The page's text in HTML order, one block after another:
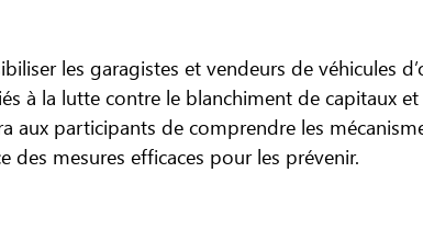
les garagistes et vendeurs de véhicules
à la lutte contre le blanchiment de capitaux
aux participants de comprendre les
des mesures efficaces pour les prévenir.